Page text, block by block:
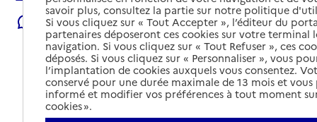
Signaler une erreur
savoir plus, consultez la partie sur notre politique
Si vous cliquez sur « Tout Accepter », l’éditeur du
partenaires déposeront ces cookies sur votre terminal
navigation. Si vous cliquez sur « Tout Refuser », ces
déposés. Si vous cliquez sur « Personnaliser », vous
l’implantation de cookies auxquels vous consentez.
conservé pour une durée maximale de 13 mois et
informé et modifier vos préférences à tout moment
cookies ».